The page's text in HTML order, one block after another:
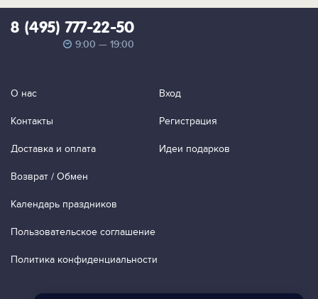
8 (495) 777-22-50
9:00 — 19:00
О нас
Контакты
Доставка и оплата
Возврат / Обмен
Календарь праздников
Пользовательское соглашение
Политика конфиденциальности
Вход
Регистрация
Идеи подарков